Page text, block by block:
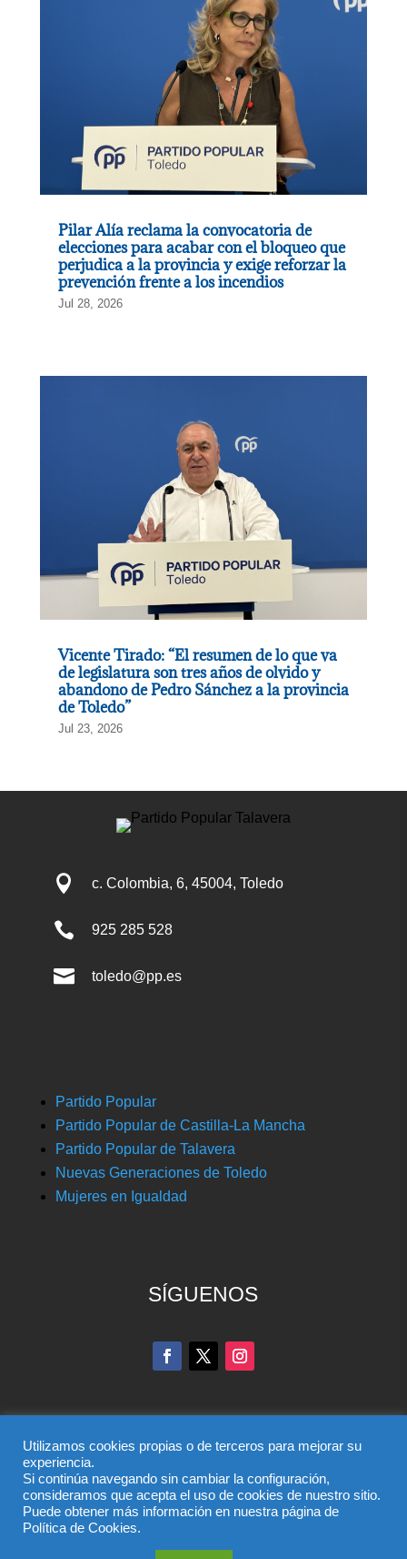
Pilar Alía reclama la convocatoria de
elecciones para acabar con el bloqueo que
perjudica a la provincia y exige reforzar la
prevención frente a los incendios
Jul 28, 2026
Vicente Tirado: “El resumen de lo que va
de legislatura son tres años de olvido y
abandono de Pedro Sánchez a la provincia
de Toledo”
Jul 23, 2026
 c. Colombia, 6, 45004, Toledo
 925 285 528
 toledo@pp.es
Partido Popular
Partido Popular de Castilla-La Mancha
Partido Popular de Talavera
Nuevas Generaciones de Toledo
Mujeres en Igualdad
SÍGUENOS
© Partido Popular de Toledo – C/ Colombia, 6, 45004,
Toledo, Teléfono 925 285 528
El uso de este sitio implica la aceptación del
Utilizamos cookies propias o de terceros para mejorar su
experiencia.
Si continúa navegando sin cambiar la configuración,
consideramos que acepta el uso de cookies de nuestro sitio.
Puede obtener más información en nuestra página de
Política de Cookies.